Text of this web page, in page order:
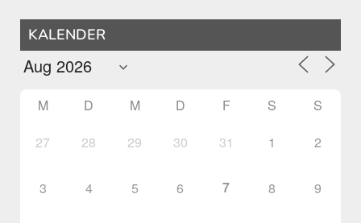
KALENDER
M D M D F S S
27 28 29 30 31 1 2
3 4 5 6 7 8 9